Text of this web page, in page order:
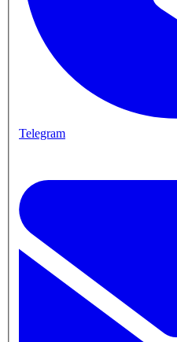
Telegram